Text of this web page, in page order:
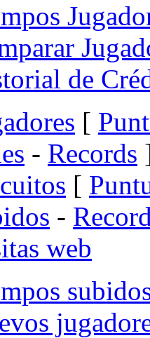
de
[
- Records
[
-
web